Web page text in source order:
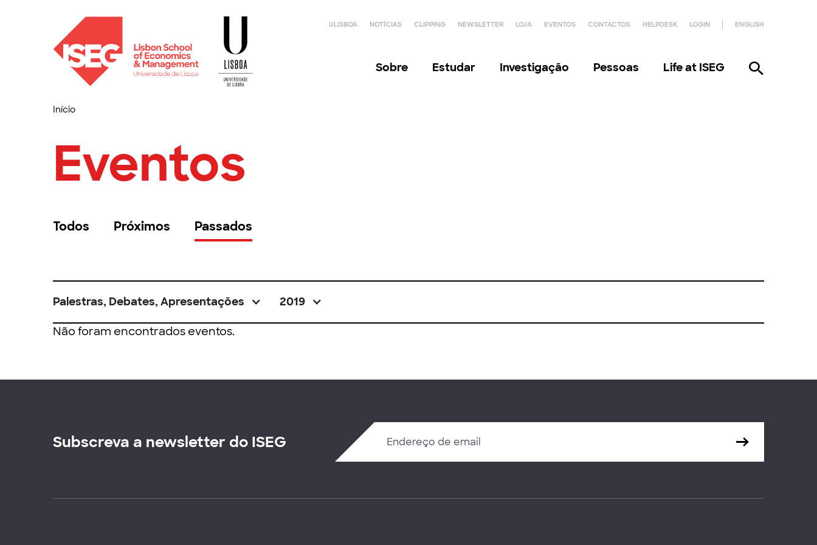
ULISBOA NOTÍCIAS CLIPPING NEWSLETTER LOJA EVENTOS CONTACTOS HELPDESK LOGIN ENGLISH
Sobre Estudar Investigação Pessoas Life at ISEG
Início
Eventos
Todos Próximos Passados
Palestras, Debates, Apresentações 2019
Não foram encontrados eventos.
Subscreva a newsletter do ISEG